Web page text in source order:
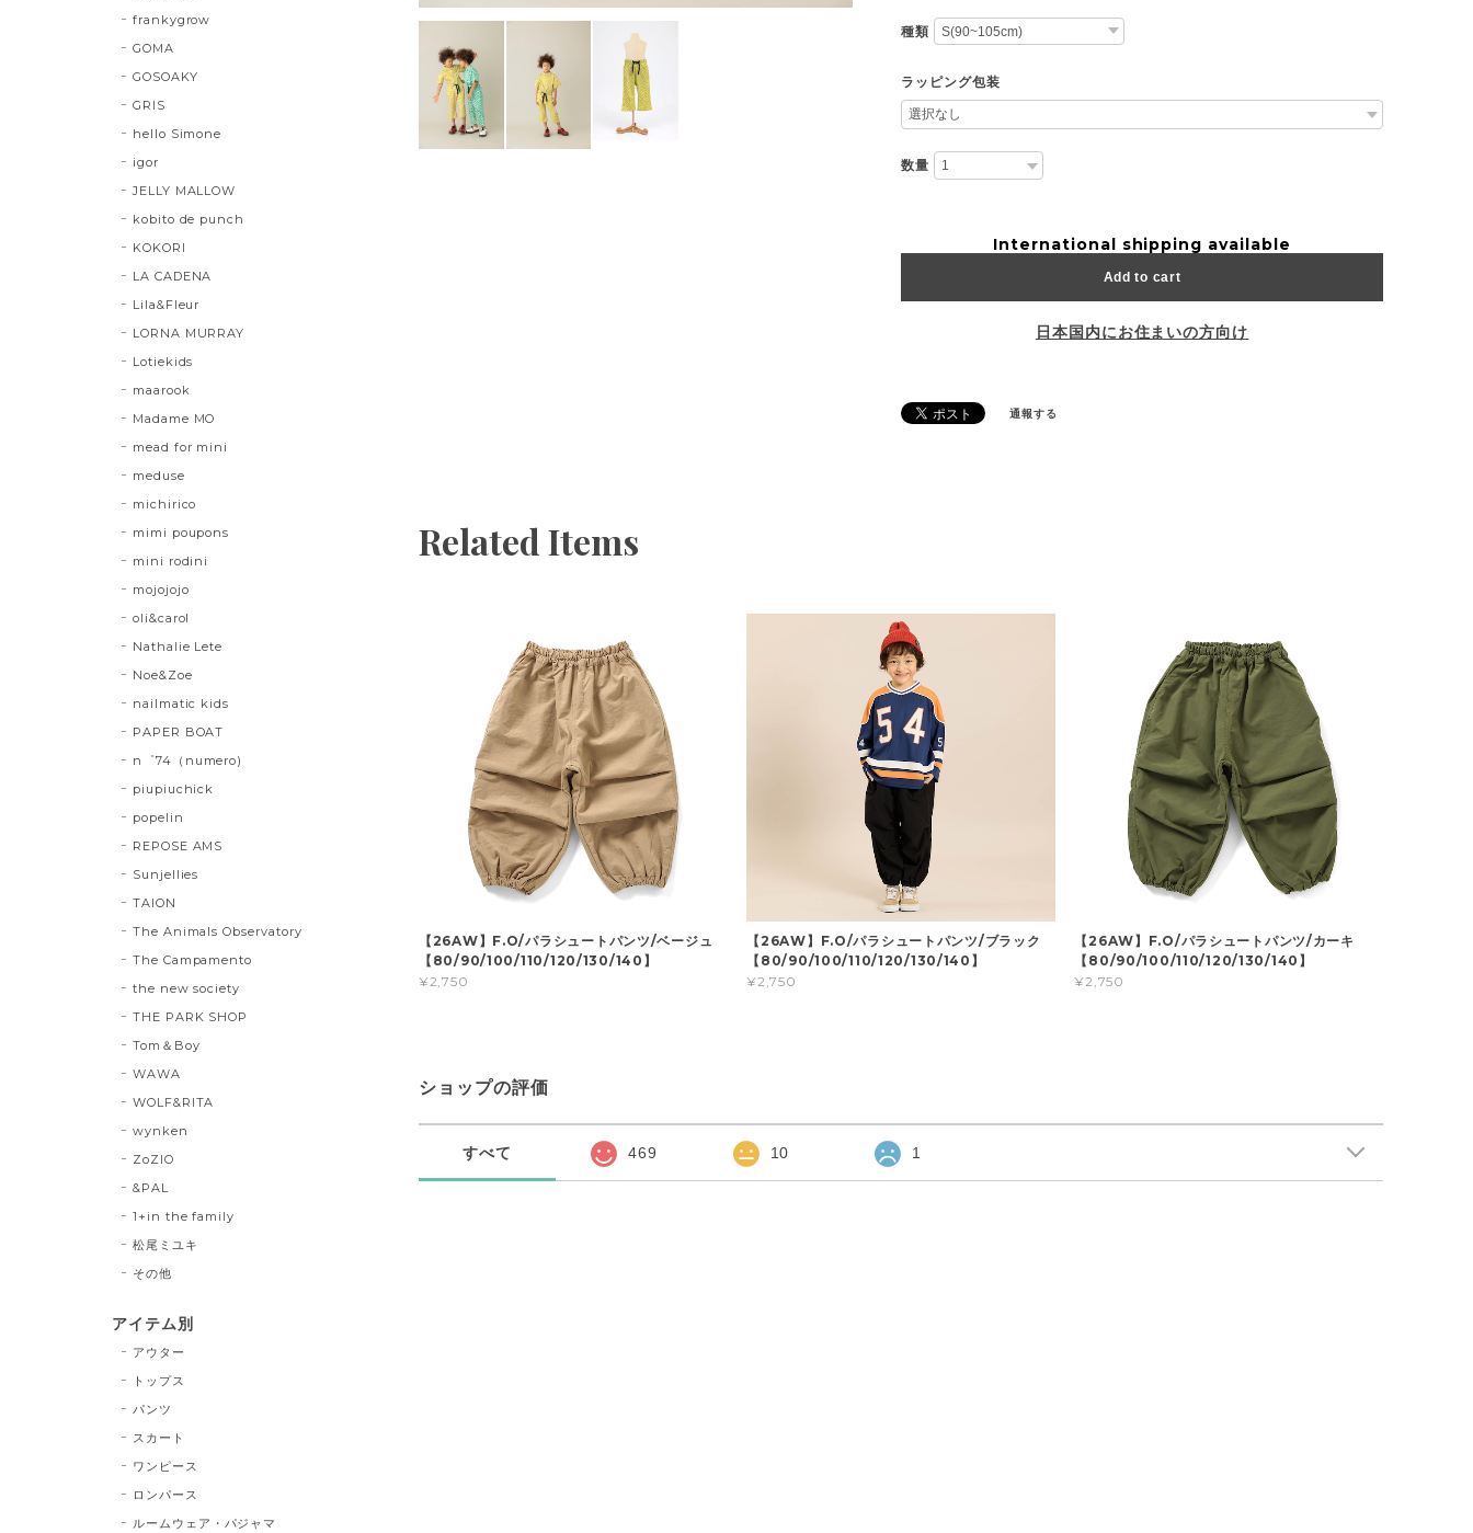
種類
ラッピング包装
数量
International shipping available
Add to cart
日本国内にお住まいの方向け
通報する
Related Items
【26AW】F.O/パラシュートパンツ/ベージュ
【80/90/100/110/120/130/140】
¥2,750
【26AW】F.O/パラシュートパンツ/ブラック
【80/90/100/110/120/130/140】
¥2,750
【26AW】F.O/パラシュートパンツ/カーキ
【80/90/100/110/120/130/140】
¥2,750
ショップの評価
すべて 469 10 1
frankygrow
GOMA
GOSOAKY
GRIS
hello Simone
igor
JELLY MALLOW
kobito de punch
KOKORI
LA CADENA
Lila&Fleur
LORNA MURRAY
Lotiekids
maarook
Madame MO
mead for mini
meduse
michirico
mimi poupons
mini rodini
mojojojo
oli&carol
Nathalie Lete
Noe&Zoe
nailmatic kids
PAPER BOAT
n゜74（numero)
piupiuchick
popelin
REPOSE AMS
Sunjellies
TAION
The Animals Observatory
The Campamento
the new society
THE PARK SHOP
Tom＆Boy
WAWA
WOLF&RITA
wynken
ZoZIO
&PAL
1+in the family
松尾ミユキ
その他
アイテム別
アウター
トップス
パンツ
スカート
ワンピース
ロンパース
ルームウェア・パジャマ